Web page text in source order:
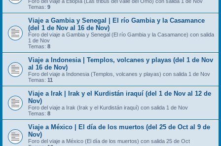
Temas: 9
Viaje a Gambia y Senegal | El río Gambia y la Casamance
(del 1 de Nov al 16 de Nov)
Foro del viaje a Gambia y Senegal (El río Gambia y la Casamance) con salida
1 de Nov
Temas: 8
Viaje a Indonesia | Templos, volcanes y playas (del 1 de Nov
al 16 de Nov)
Foro del viaje a Indonesia (Templos, volcanes y playas) con salida 1 de Nov
Temas: 11
Viaje a Irak | Irak y el Kurdistán iraquí (del 1 de Nov al 12 de
Nov)
Foro del viaje a Irak (Irak y el Kurdistán iraquí) con salida 1 de Nov
Temas: 8
Viaje a México | El día de los muertos (del 25 de Oct al 9 de
Nov)
Foro del viaje a México (El día de los muertos) con salida 25 de Oct